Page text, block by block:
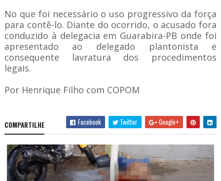
No que foi necessário o uso progressivo da força
para contê-lo. Diante do ocorrido, o acusado fora
conduzido à delegacia em Guarabira-PB onde foi
apresentado ao delegado plantonista e
consequente lavratura dos procedimentos
legais.
Por Henrique Filho com COPOM
COMPARTILHE Facebook Twitter Google+